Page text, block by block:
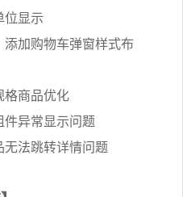
位显示
加购物车弹窗样式布
格商品优化
件异常显示问题
法跳转详情问题